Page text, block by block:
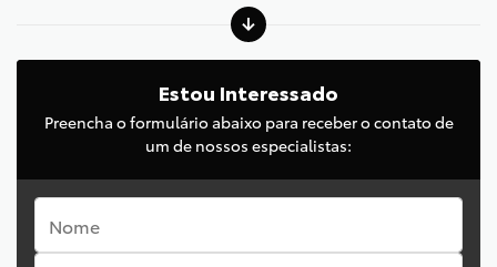
Estou Interessado
Preencha o formulário abaixo para receber o contato de
um de nossos especialistas: